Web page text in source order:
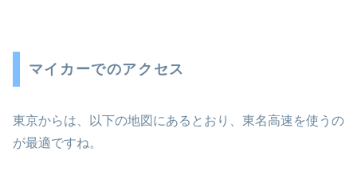
マイカーでのアクセス
東京からは、以下の地図にあるとおり、東名高速を使うの
が最適ですね。